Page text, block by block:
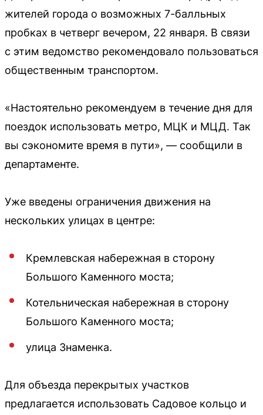
жителей города о возможных 7-балльных
пробках в четверг вечером, 22 января. В связи
с этим ведомство рекомендовало пользоваться
общественным транспортом.
«Настоятельно рекомендуем в течение дня для
поездок использовать метро, МЦК и МЦД. Так
вы сэкономите время в пути», — сообщили в
департаменте.
Уже введены ограничения движения на
нескольких улицах в центре:
Кремлевская набережная в сторону
Большого Каменного моста;
Котельническая набережная в сторону
Большого Каменного моста;
улица Знаменка.
Для объезда перекрытых участков
предлагается использовать Садовое кольцо и